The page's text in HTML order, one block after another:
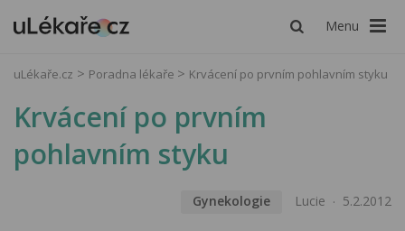
Menu
uLékaře.cz Poradna lékaře Krvácení po prvním pohlavním styku
Krvácení po prvním
pohlavním styku
Gynekologie Lucie 5.2.2012